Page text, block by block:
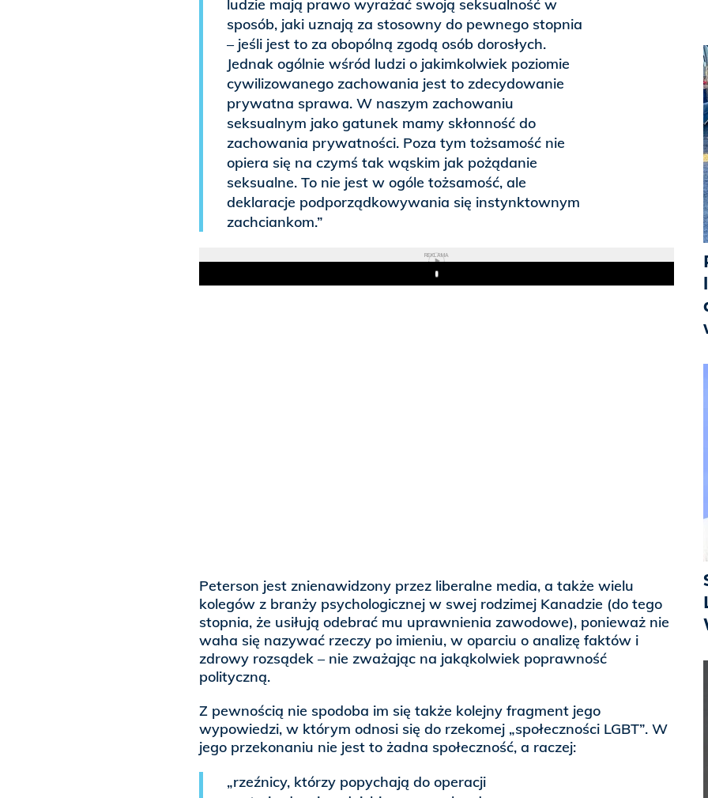
ludzie mają prawo wyrażać swoją seksualność w
sposób, jaki uznają za stosowny do pewnego stopnia
– jeśli jest to za obopólną zgodą osób dorosłych.
Jednak ogólnie wśród ludzi o jakimkolwiek poziomie
cywilizowanego zachowania jest to zdecydowanie
prywatna sprawa. W naszym zachowaniu
seksualnym jako gatunek mamy skłonność do
zachowania prywatności. Poza tym tożsamość nie
opiera się na czymś tak wąskim jak pożądanie
seksualne. To nie jest w ogóle tożsamość, ale
deklaracje podporządkowywania się instynktownym
zachciankom.”
REKLAMA
Play
Peterson jest znienawidzony przez liberalne media, a także wielu
kolegów z branży psychologicznej w swej rodzimej Kanadzie (do tego
stopnia, że usiłują odebrać mu uprawnienia zawodowe), ponieważ nie
waha się nazywać rzeczy po imieniu, w oparciu o analizę faktów i
zdrowy rozsądek – nie zważając na jakąkolwiek poprawność
polityczną.
Z pewnością nie spodoba im się także kolejny fragment jego
wypowiedzi, w którym odnosi się do rzekomej „społeczności LGBT”. W
jego przekonaniu nie jest to żadna społeczność, a raczej:
„rzeźnicy, którzy popychają do operacji